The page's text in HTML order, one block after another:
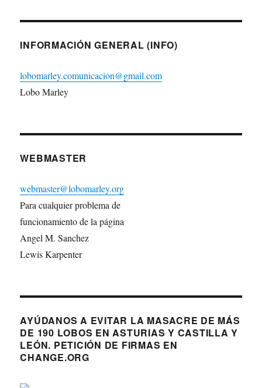
INFORMACIÓN GENERAL (INFO)
lobomarley.comunicacion@gmail.com
Lobo Marley
WEBMASTER
webmaster@lobomarley.org
Para cualquier problema de
funcionamiento de la página
Angel M. Sanchez
Lewis Karpenter
AYÚDANOS A EVITAR LA MASACRE DE MÁS
DE 190 LOBOS EN ASTURIAS Y CASTILLA Y
LEÓN. PETICIÓN DE FIRMAS EN
CHANGE.ORG